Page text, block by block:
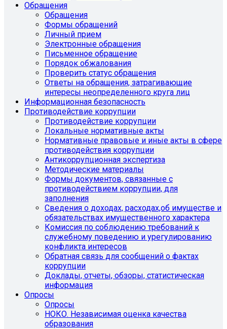
Обращения
Обращения
Формы обращений
Личный прием
Электронные обращения
Письменное обращение
Порядок обжалования
Проверить статус обращения
Ответы на обращения, затрагивающие
интересы неопределенного круга лиц
Информационная безопасность
Противодействие коррупции
Противодействие коррупции
Локальные нормативные акты
Нормативные правовые и иные акты в сфере
противодействия коррупции
Антикоррупционная экспертиза
Методические материалы
Формы документов, связанные с
противодействием коррупции, для
заполнения
Сведения о доходах, расходах,об имуществе и
обязательствах имущественного характера
Комиссия по соблюдению требований к
служебному поведению и урегулированию
конфликта интересов
Обратная связь для сообщений о фактах
коррупции
Доклады, отчеты, обзоры, статистическая
информация
Опросы
Опросы
НОКО. Независимая оценка качества
образования